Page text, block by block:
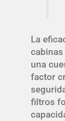
La
una
factor
filtros